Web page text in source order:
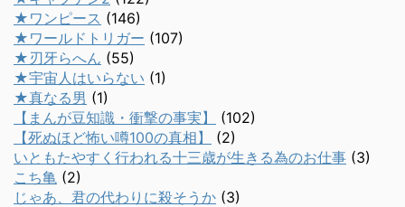
★ワンピース (146)
★ワールドトリガー (107)
★刃牙らへん (55)
★宇宙人はいらない (1)
★真なる男 (1)
【まんが豆知識・衝撃の事実】
(102)
【死ぬほど怖い噂100の真相】
(2)
いともたやすく行われる十三歳が生きる為のお仕事 (3)
こち亀 (2)
じゃあ、君の代わりに殺そうか (3)